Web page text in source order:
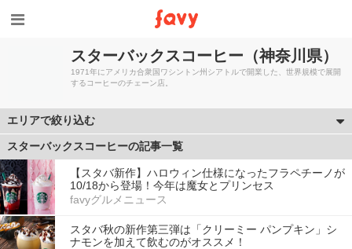
スターバックスコーヒー（神奈川県）
1971年にアメリカ合衆国ワシントン州シアトルで開業した、世界規模で展開
するコーヒーのチェーン店。
エリアで絞り込む
スターバックスコーヒーの記事一覧
【スタバ新作】ハロウィン仕様になったフラペチーノが
10/18から登場！今年は魔女とプリンセス
favyグルメニュース
スタバ秋の新作第三弾は「クリーミー パンプキン」シ
ナモンを加えて飲むのがオススメ！